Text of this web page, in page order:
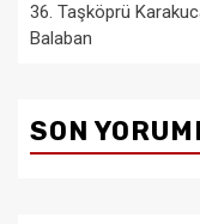
36. Taşköprü
Balaban
SON